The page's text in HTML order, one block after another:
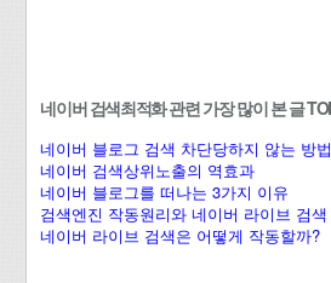
네이버 검색최적화 관련 가장 많이 본 글
네이버 블로그 검색 차단당하지 않는 방법
네이버 검색상위노출의 역효과
네이버 블로그를 떠나는 3가지 이유
검색엔진 작동원리와 네이버 라이브 검색
네이버 라이브 검색은 어떻게 작동할까?